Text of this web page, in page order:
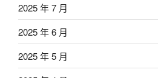
2025 年 7 月
2025 年 6 月
2025 年 5 月